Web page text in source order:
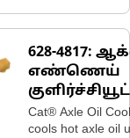
628-4817:
எண்ணெய்
கோர்
Cat® Axle Oil
cools hot axle oil